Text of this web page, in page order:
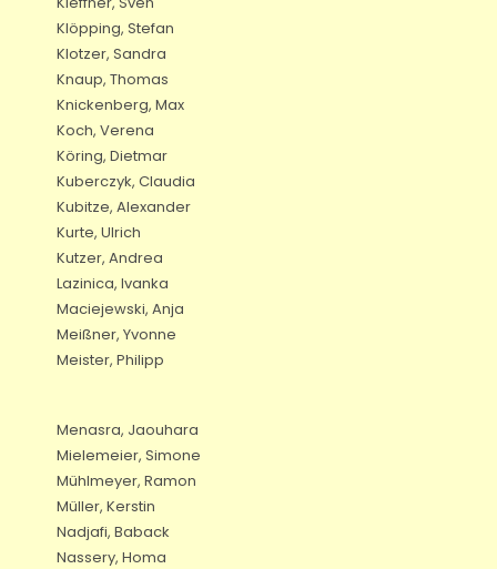
Klöpping, Stefan
Klotzer, Sandra
Knaup, Thomas
Knickenberg, Max
Koch, Verena
Köring, Dietmar
Kuberczyk, Claudia
Kubitze, Alexander
Kurte, Ulrich
Kutzer, Andrea
Lazinica, Ivanka
Maciejewski, Anja
Meißner, Yvonne
Meister, Philipp
Menasra, Jaouhara
Mielemeier, Simone
Mühlmeyer, Ramon
Müller, Kerstin
Nadjafi, Baback
Nassery, Homa